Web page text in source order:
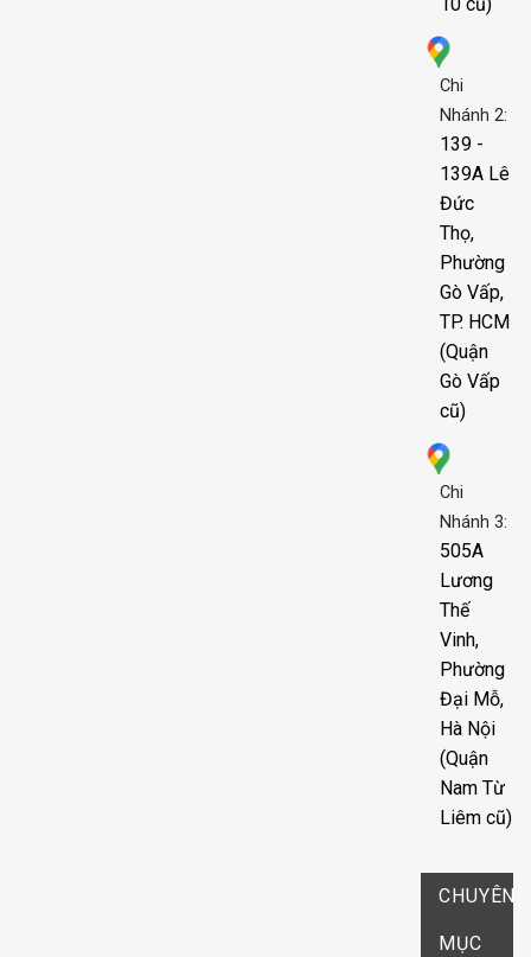
Chi
Nhánh 2:
139 -
139A Lê
Đức
Thọ,
Phường
Gò Vấp,
TP. HCM
(Quận
Gò Vấp
cũ)
Chi
Nhánh 3:
505A
Lương
Thế
Vinh,
Phường
Đại Mỗ,
Hà Nội
(Quận
Nam Từ
Liêm cũ)
CHUYÊN
MỤC